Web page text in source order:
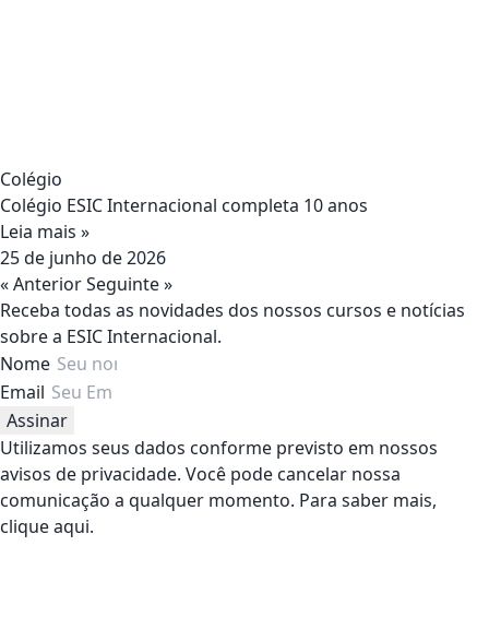
Colégio
Colégio ESIC Internacional completa 10 anos
Leia mais »
25 de junho de 2026
« AnteriorSeguinte »
Receba todas as novidades dos nossos cursos e notícias
sobre a ESIC Internacional.
Nome
Email
Assinar
Utilizamos seus dados conforme previsto em nossos
avisos de privacidade. Você pode cancelar nossa
comunicação a qualquer momento. Para saber mais,
clique aqui.